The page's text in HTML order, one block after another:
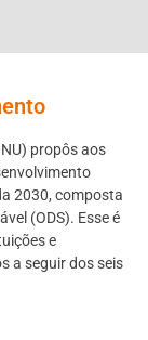
propôs aos
2030, composta
(ODS). Esse é
e
a seguir dos seis